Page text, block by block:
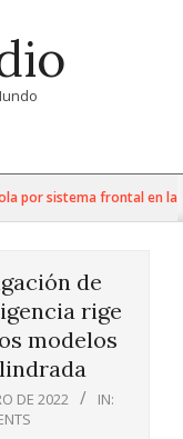
sistema frontal en la
de
rige
modelos
DE 2022
IN: